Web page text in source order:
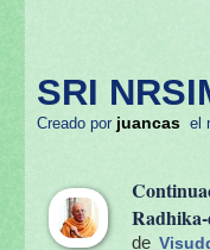
SRI
Creado por juancas el
de